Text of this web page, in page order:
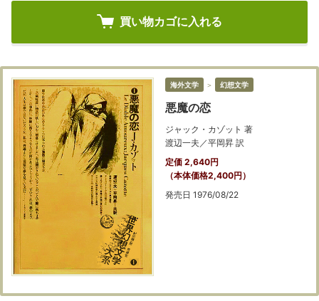
買い物カゴに入れる
海外文学 ＞ 幻想文学
悪魔の恋
ジャック・カゾット 著
渡辺一夫／平岡昇 訳
定価 2,640円
（本体価格2,400円）
発売日 1976/08/22